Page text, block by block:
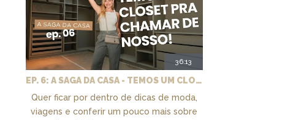
36:13
EP. 6: A SAGA DA CASA - TEMOS UM CLOSET PRA CHAMAR DE NOSSO + MARCENARIA E PAISAGISMO
Quer ficar por dentro de dicas de moda,
viagens e conferir um pouco mais sobre